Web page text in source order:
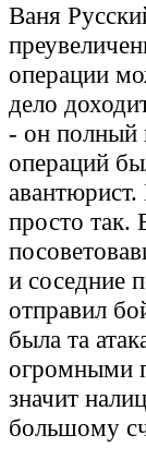
Ваня
операции
дело
- он полный
операций
просто так.
и соседние
отправил
была та
огромными
значит
большому